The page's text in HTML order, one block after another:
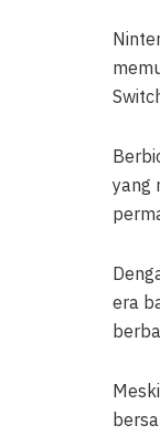
yang
era